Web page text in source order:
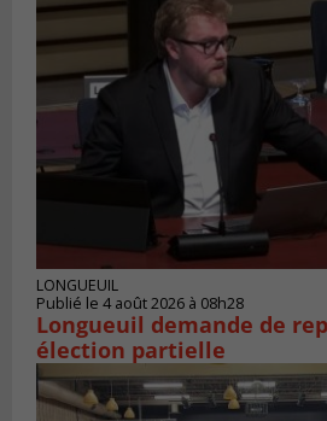
LONGUEUIL
Publié le 4 août 2026 à 08h28
Longueuil demande de
élection partielle